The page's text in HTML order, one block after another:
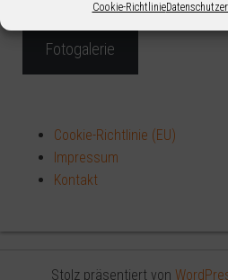
Cookie-Richtlinie
Fotogalerie
Cookie-Richtlinie (EU)
Impressum
Kontakt
Stolz präsentiert von